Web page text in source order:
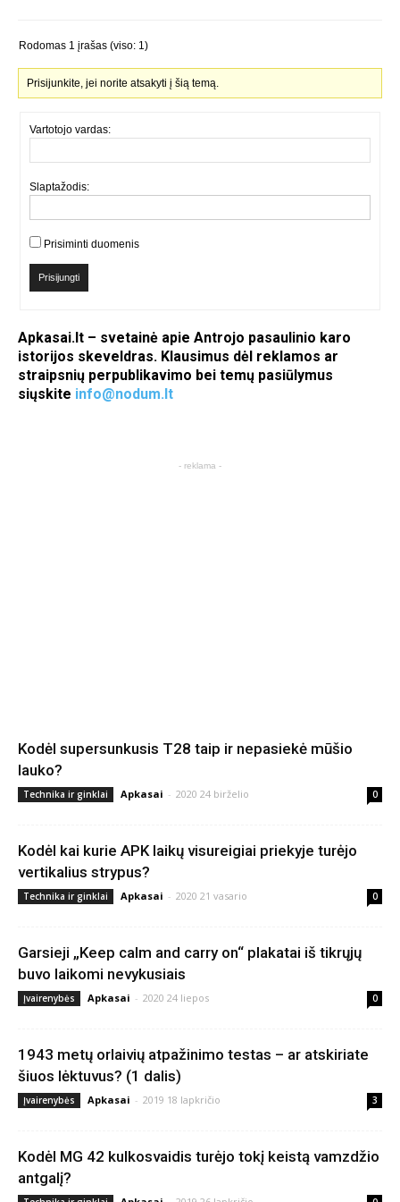
Rodomas 1 įrašas (viso: 1)
Prisijunkite, jei norite atsakyti į šią temą.
Vartotojo vardas:
Slaptažodis:
Prisiminti duomenis
Prisijungti
Apkasai.lt – svetainė apie Antrojo pasaulinio karo
istorijos skeveldras. Klausimus dėl reklamos ar
straipsnių perpublikavimo bei temų pasiūlymus
siųskite info@nodum.lt
- reklama -
Kodėl supersunkusis T28 taip ir nepasiekė mūšio
lauko?
Technika ir ginklai Apkasai - 2020 24 birželio 0
Kodėl kai kurie APK laikų visureigiai priekyje turėjo
vertikalius strypus?
Technika ir ginklai Apkasai - 2020 21 vasario 0
Garsieji „Keep calm and carry on“ plakatai iš tikrųjų
buvo laikomi nevykusiais
Įvairenybės Apkasai - 2020 24 liepos 0
1943 metų orlaivių atpažinimo testas – ar atskiriate
šiuos lėktuvus? (1 dalis)
Įvairenybės Apkasai - 2019 18 lapkričio 3
Kodėl MG 42 kulkosvaidis turėjo tokį keistą vamzdžio
antgalį?